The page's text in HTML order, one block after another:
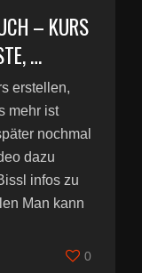
– KURS
…
erstellen,
mehr ist
nochmal
dazu
infos zu
Man kann
0